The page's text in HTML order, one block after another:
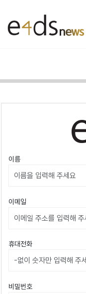
이름
이메일
휴대전화
비밀번호